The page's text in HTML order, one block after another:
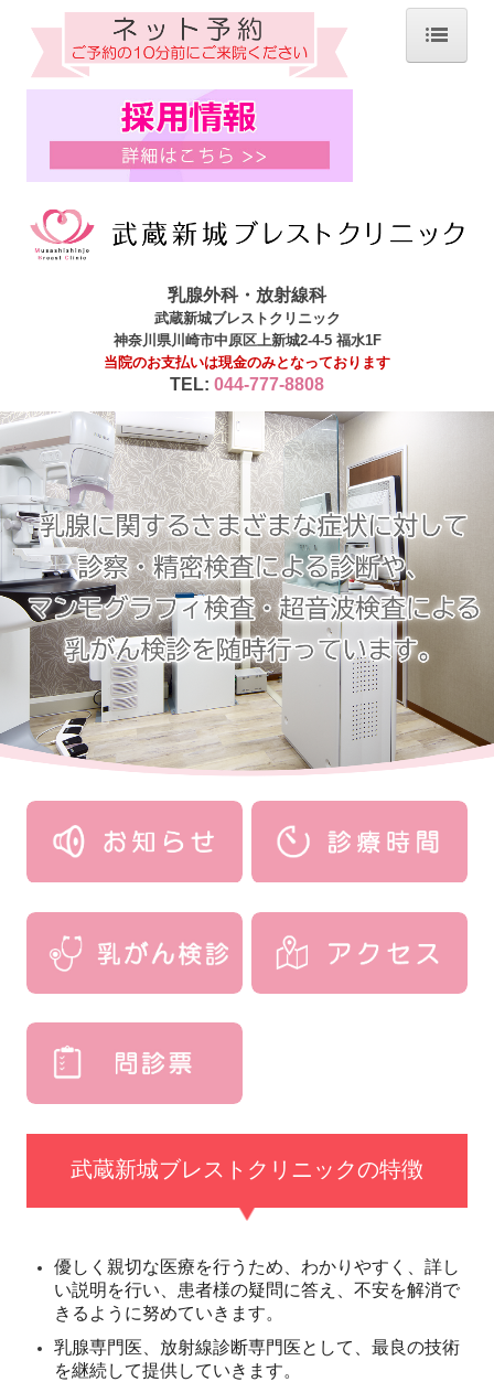
ホーム
当院について
診療内容
当院で施行可能な検査
マンモグラフィ検診 施設・画像認定施設
医療DX推進加算について
オンライン資格確認
乳房ドック(自費検診)
川崎市乳がん検診
セルフチェック
初めての方へ
施設・設備のご案内
アクセス
問診票ダウンロード
予約方法のご案内
乳腺外科・放射線科
武蔵新城ブレストクリニック
神奈川県川崎市中原区上新城2-4-5 福水1F
当院のお支払いは現金のみとなっております
TEL: 044-777-8808
武蔵新城ブレストクリニックの特徴
優しく親切な医療を行うため、わかりやすく、詳し
い説明を行い、患者様の疑問に答え、不安を解消で
きるように努めていきます。
乳腺専門医、放射線診断専門医として、最良の技術
を継続して提供していきます。